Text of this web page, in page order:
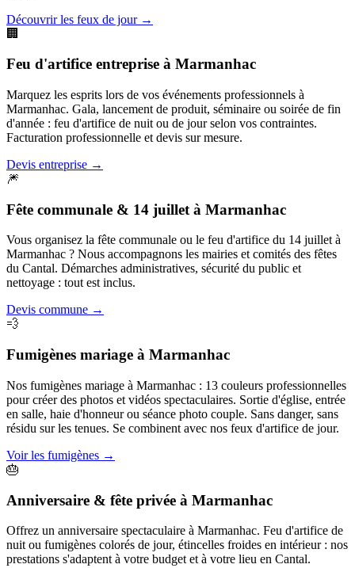
Découvrir les feux de jour→
🏢
Feu d'artifice entreprise à Marmanhac
Marquez les esprits lors de vos événements professionnels à
Marmanhac. Gala, lancement de produit, séminaire ou soirée de fin
d'année : feu d'artifice de nuit ou de jour selon vos contraintes.
Facturation professionnelle et devis sur mesure.
Devis entreprise →
🎆
Fête communale & 14 juillet à Marmanhac
Vous organisez la fête communale ou le feu d'artifice du 14 juillet à
Marmanhac ? Nous accompagnons les mairies et comités des fêtes
du Cantal. Démarches administratives, sécurité du public et
nettoyage : tout est inclus.
Devis commune →
💨
Fumigènes mariage à Marmanhac
Nos fumigènes mariage à Marmanhac : 13 couleurs professionnelles
pour créer des photos et vidéos spectaculaires. Sortie d'église, entrée
en salle, haie d'honneur ou séance photo couple. Sans danger, sans
résidu sur les tenues. Se combinent avec nos feux d'artifice de jour.
Voir les fumigènes →
🎂
Anniversaire & fête privée à Marmanhac
Offrez un anniversaire spectaculaire à Marmanhac. Feu d'artifice de
nuit ou fumigènes colorés de jour, étincelles froides en intérieur : nos
prestations s'adaptent à votre budget et à votre lieu en Cantal.